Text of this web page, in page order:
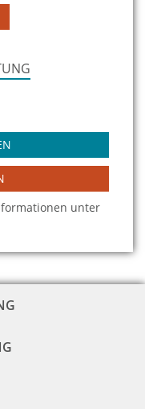
unter